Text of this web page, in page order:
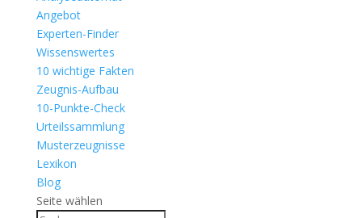
Angebot
Experten-Finder
Wissenswertes
10 wichtige Fakten
Zeugnis-Aufbau
10-Punkte-Check
Urteilssammlung
Musterzeugnisse
Lexikon
Blog
Seite wählen